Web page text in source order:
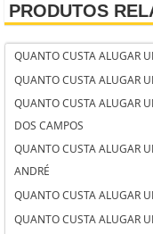
PRODUTOS
QUANTO CUSTA ALUGAR
QUANTO CUSTA ALUGAR
QUANTO CUSTA ALUGAR
DOS CAMPOS
QUANTO CUSTA ALUGAR
ANDRÉ
QUANTO CUSTA ALUGAR
QUANTO CUSTA ALUGAR